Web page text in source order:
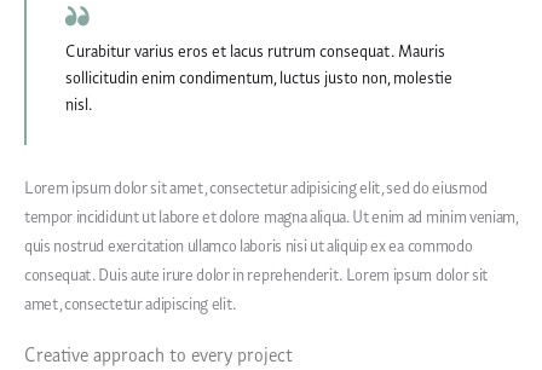
Curabitur varius eros et lacus rutrum consequat. Mauris
sollicitudin enim condimentum, luctus justo non, molestie
nisl.
Lorem ipsum dolor sit amet, consectetur adipisicing elit, sed do eiusmod
tempor incididunt ut labore et dolore magna aliqua. Ut enim ad minim veniam,
quis nostrud exercitation ullamco laboris nisi ut aliquip ex ea commodo
consequat. Duis aute irure dolor in reprehenderit. Lorem ipsum dolor sit
amet, consectetur adipiscing elit.
Creative approach to every project